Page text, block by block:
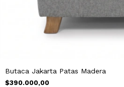
Butaca Jakarta Patas Madera
$390.000,00